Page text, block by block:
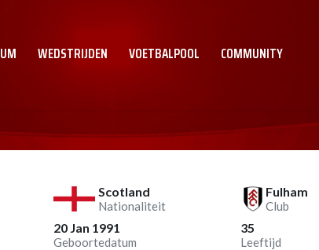
WEDSTRIJDEN VOETBALPOOL COMMUNITY
Scotland
Nationaliteit
Fulham
Club
20 Jan 1991
Geboortedatum
35
Leeftijd